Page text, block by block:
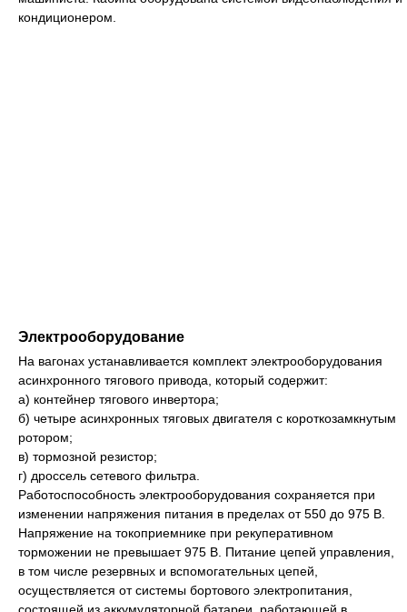
кондиционером.
Электрооборудование
На вагонах устанавливается комплект электрооборудования
асинхронного тягового привода, который содержит:
а) контейнер тягового инвертора;
б) четыре асинхронных тяговых двигателя с короткозамкнутым
ротором;
в) тормозной резистор;
г) дроссель сетевого фильтра.
Работоспособность электрооборудования сохраняется при
изменении напряжения питания в пределах от 550 до 975 В.
Напряжение на токоприемнике при рекуперативном
торможении не превышает 975 В. Питание цепей управления,
в том числе резервных и вспомогательных цепей,
осуществляется от системы бортового электропитания,